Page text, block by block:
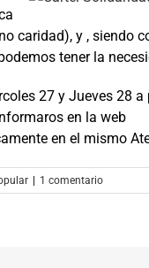
caridad), y , siendo
tener la
27 y Jueves 28 a
en la web
en el mismo
1 comentario